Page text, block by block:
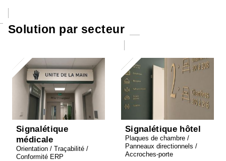
Solution par secteur
Signalétique
médicale
Orientation / Traçabilité /
Conformité ERP
Signalétique hôtel
Plaques de chambre /
Panneaux directionnels /
Accroches-porte